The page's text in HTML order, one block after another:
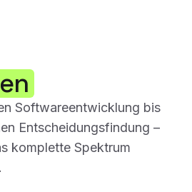
Softwareentwicklung bis
Entscheidungsfindung –
komplette Spektrum